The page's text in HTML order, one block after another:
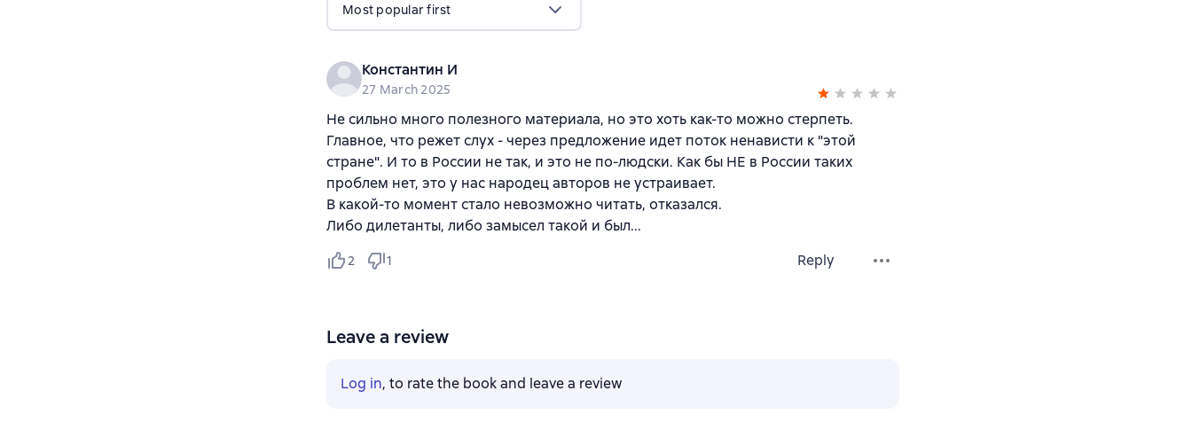
Most popular first
Константин И
27 March 2025
Не сильно много полезного материала, но это хоть как-то можно стерпеть.
Главное, что режет слух - через предложение идет поток ненависти к "этой
стране". И то в России не так, и это не по-людски. Как бы НЕ в России таких
проблем нет, это у нас народец авторов не устраивает.
В какой-то момент стало невозможно читать, отказался.
Либо дилетанты, либо замысел такой и был...
2 1 Reply
Leave a review
Log in, to rate the book and leave a review